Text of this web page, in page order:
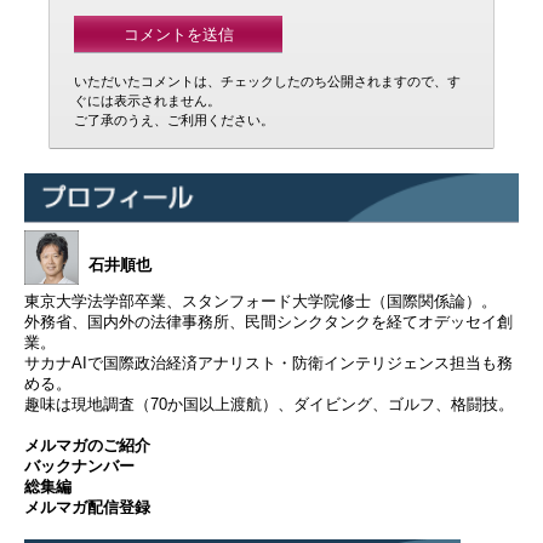
いただいたコメントは、チェックしたのち公開されますので、す
ぐには表示されません。
ご了承のうえ、ご利用ください。
石井順也
東京大学法学部卒業、スタンフォード大学院修士（国際関係論）。
外務省、国内外の法律事務所、民間シンクタンクを経てオデッセイ創
業。
サカナAIで国際政治経済アナリスト・防衛インテリジェンス担当も務
める。
趣味は現地調査（70か国以上渡航）、ダイビング、ゴルフ、格闘技。
メルマガのご紹介
バックナンバー
総集編
メルマガ配信登録